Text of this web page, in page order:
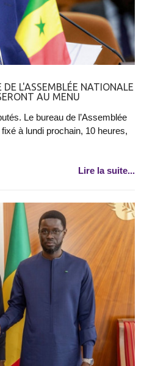
L'ASSEMBLÉE NATIONALE
AU MENU
Le bureau de l’Assemblée
à lundi prochain, 10 heures,
Lire la suite...